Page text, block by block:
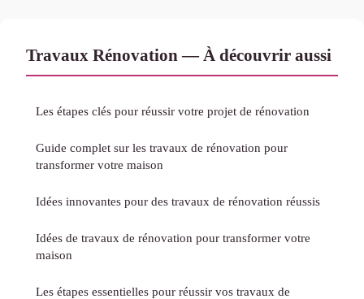
Travaux Rénovation — À découvrir aussi
Les étapes clés pour réussir votre projet de rénovation
Guide complet sur les travaux de rénovation pour
transformer votre maison
Idées innovantes pour des travaux de rénovation réussis
Idées de travaux de rénovation pour transformer votre
maison
Les étapes essentielles pour réussir vos travaux de